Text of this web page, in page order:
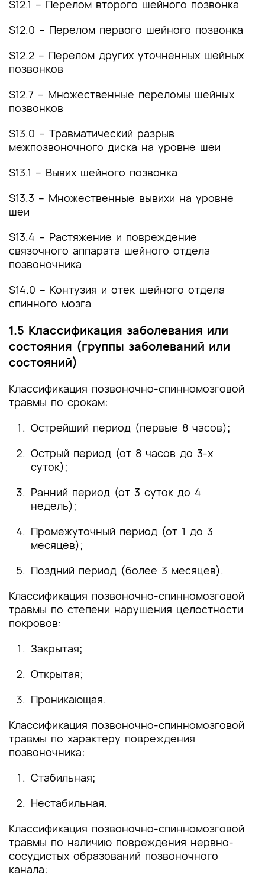
S12.1 – Перелом второго шейного позвонка
S12.0 – Перелом первого шейного позвонка
S12.2 – Перелом других уточненных шейных
позвонков
S12.7 – Множественные переломы шейных
позвонков
S13.0 – Травматический разрыв
межпозвоночного диска на уровне шеи
S13.1 – Вывих шейного позвонка
S13.3 – Множественные вывихи на уровне
шеи
S13.4 – Растяжение и повреждение
связочного аппарата шейного отдела
позвоночника
S14.0 – Контузия и отек шейного отдела
спинного мозга
1.5 Классификация заболевания или
состояния (группы заболеваний или
состояний)
Классификация позвоночно-спинномозговой
травмы по срокам:
Острейший период (первые 8 часов);
Острый период (от 8 часов до 3-х
суток);
Ранний период (от 3 суток до 4
недель);
Промежуточный период (от 1 до 3
месяцев);
Поздний период (более 3 месяцев).
Классификация позвоночно-спинномозговой
травмы по степени нарушения целостности
покровов:
Закрытая;
Открытая;
Проникающая.
Классификация позвоночно-спинномозговой
травмы по характеру повреждения
позвоночника:
Стабильная;
Нестабильная.
Классификация позвоночно-спинномозговой
травмы по наличию повреждения нервно-
сосудистых образований позвоночного
канала: